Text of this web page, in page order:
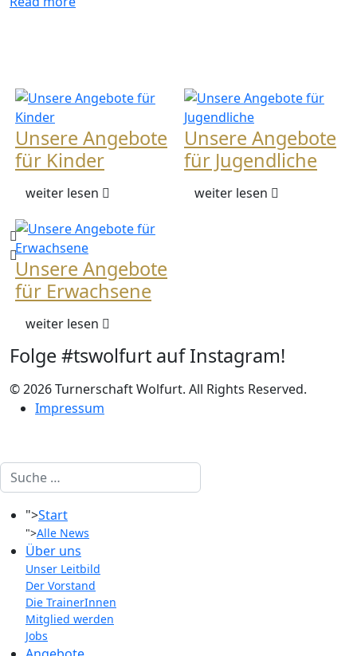
Unsere Angebote
für Kinder
weiter lesen
Unsere Angebote
für Jugendliche
weiter lesen
Unsere Angebote
für Erwachsene
weiter lesen
Folge #tswolfurt auf Instagram!
© 2026 Turnerschaft Wolfurt. All Rights Reserved.
Impressum
Suchen
">Start
">Alle News
Über uns
Unser Leitbild
Der Vorstand
Die TrainerInnen
Mitglied werden
Jobs